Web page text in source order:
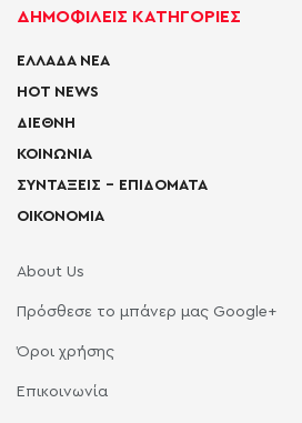
ΔΗΜΟΦΙΛΕΙΣ ΚΑΤΗΓΟΡΙΕΣ
ΕΛΛΑΔΑ ΝΕΑ
HOT NEWS
ΔΙΕΘΝΗ
ΚΟΙΝΩΝΙΑ
ΣΥΝΤΑΞΕΙΣ – ΕΠΙΔΟΜΑΤΑ
ΟΙΚΟΝΟΜΙΑ
About Us
Πρόσθεσε το μπάνερ μας Google+
Όροι χρήσης
Επικοινωνία